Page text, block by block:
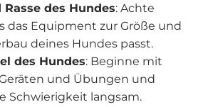
Rasse des Hundes: Achte
das Equipment zur Größe und
deines Hundes passt.
des Hundes: Beginne mit
und Übungen und
Schwierigkeit langsam.